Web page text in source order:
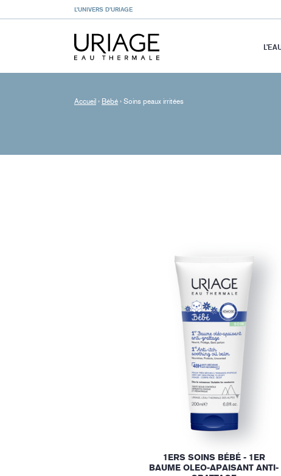
L’UNIVERS D’URIAGE
Accueil › Bébé › Soins peaux irritées
1ERS SOINS BÉBÉ - 1ER
BAUME OLEO-APAISANT ANTI-